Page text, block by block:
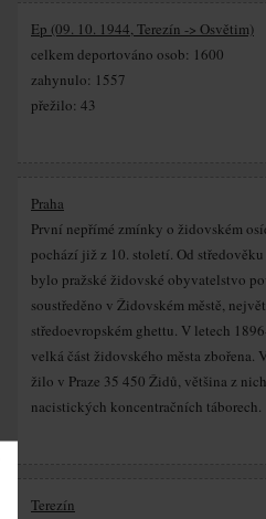
Ep (09. 10. 1944, Terezín -> Osvětim)
celkem deportováno osob: 1600
zahynulo: 1557
přežilo: 43
Praha
První nepřímé zmínky o židovském
pochází již z 10. století. Od
bylo pražské židovské obyvatelstvo
soustředěno v Židovském městě,
středoevropském ghettu. V letech
velká část židovského města zbořena.
žilo v Praze 35 450 Židů, většina z
nacistických koncentračních táborech.
Terezín